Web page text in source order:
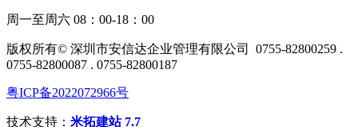
周一至周六 08：00-18：00
版权所有© 深圳市安信达企业管理有限公司
0755-82800259 .
0755-82800087 . 0755-82800187
粤ICP备2022072966号
技术支持： 米拓建站 7.7